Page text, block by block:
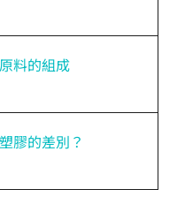
料的組成
膠的差別？